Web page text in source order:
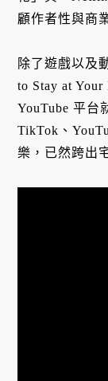
顧作者性與商
除了遊戲以及
to Stay at
YouTube 平台
TikTok、
樂，已然跨出